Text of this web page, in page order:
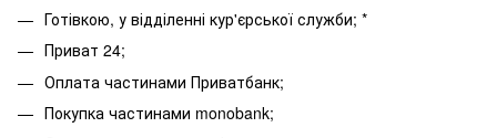
Готівкою, у відділенні кур'єрської служби; *
Приват 24;
Оплата частинами Приватбанк;
Покупка частинами monobank;